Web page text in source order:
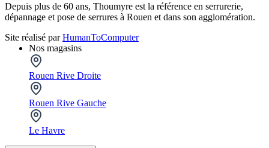
Depuis plus de 60 ans, Thoumyre est la référence en serrurerie,
dépannage et pose de serrures à Rouen et dans son agglomération.
Site réalisé parHumanToComputer
Nos magasins
Rouen Rive Droite
Rouen Rive Gauche
Le Havre